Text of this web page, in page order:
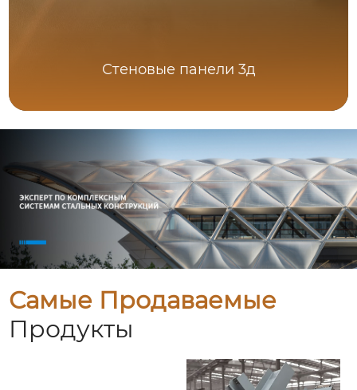
Стеновые панели 3д
Самые Продаваемые
Продукты